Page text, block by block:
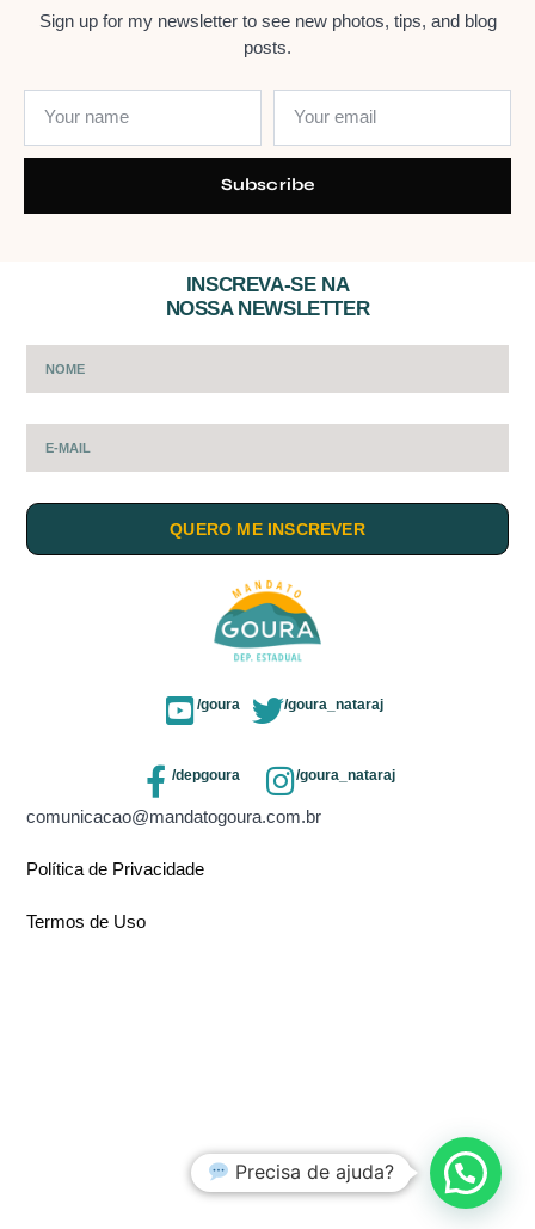
Sign up for my newsletter to see new photos, tips, and blog
posts.
Subscribe
INSCREVA-SE NA
NOSSA NEWSLETTER
QUERO ME INSCREVER
/goura /goura_nataraj
/depgoura /goura_nataraj
comunicacao@mandatogoura.com.br
Política de Privacidade
Termos de Uso
Precisa de ajuda?